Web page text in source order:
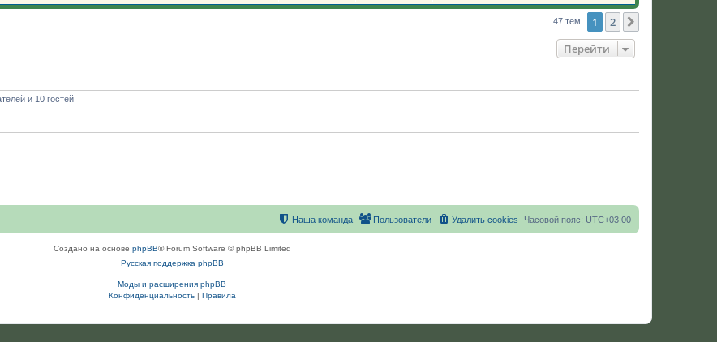
47 тем 1 2
Перейти
и 10 гостей
Часовой пояс: UTC+03:00
Удалить cookies
Пользователи
Наша команда
Создано на основе phpBB® Forum Software © phpBB Limited
Русская поддержка phpBB
Моды и расширения phpBB
Конфиденциальность| Правила